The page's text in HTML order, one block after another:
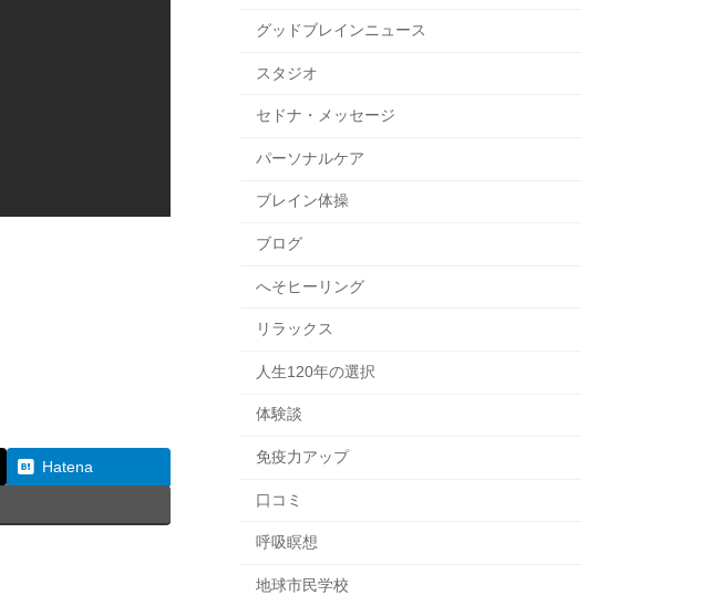
Hatena
グッドブレインニュース
スタジオ
セドナ・メッセージ
パーソナルケア
ブレイン体操
ブログ
へそヒーリング
リラックス
人生120年の選択
体験談
免疫力アップ
口コミ
呼吸瞑想
地球市民学校